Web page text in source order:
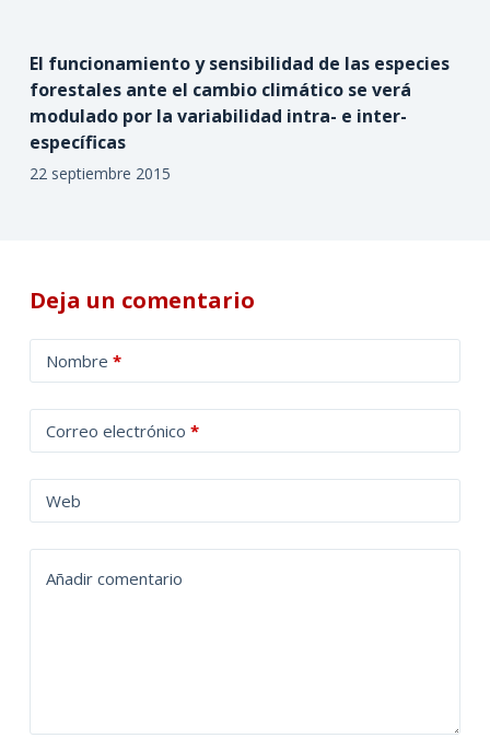
El funcionamiento y sensibilidad de las especies
forestales ante el cambio climático se verá
modulado por la variabilidad intra- e inter-
específicas
22 septiembre 2015
Deja un comentario
Nombre *
Correo electrónico *
Web
Añadir comentario
l
t
a
t